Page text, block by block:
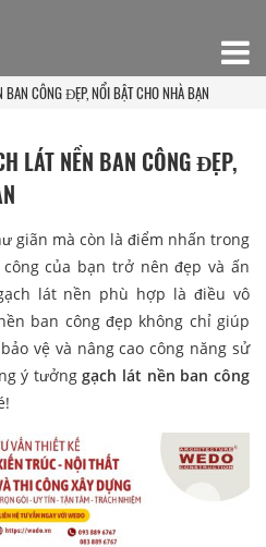
BAN CÔNG ĐẸP, NỔI BẬT CHO NHÀ BẠN
LÁT NỀN BAN CÔNG ĐẸP,
giãn mà còn là điểm nhấn trong
của bạn trở nên đẹp và ấn
lát nền phù hợp là điều vô
ban công đẹp không chỉ giúp
vệ và nâng cao công năng sử
ý tưởnggạch lát nền ban công